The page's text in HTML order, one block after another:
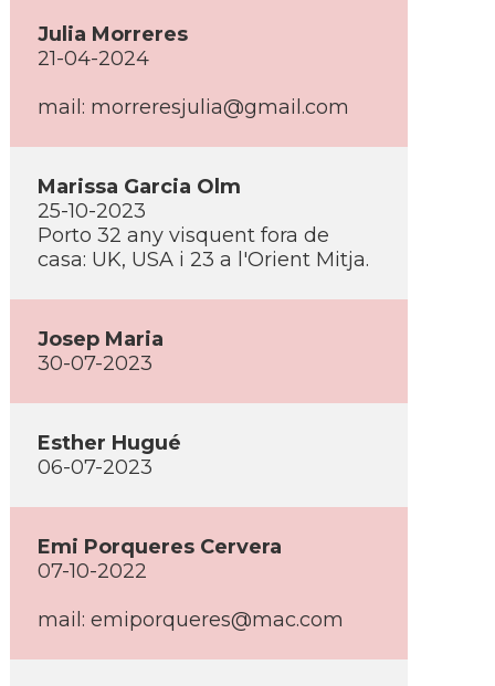
Julia Morreres
21-04-2024
mail: morreresjulia@gmail.com
Marissa Garcia Olm
25-10-2023
Porto 32 any visquent fora de
casa: UK, USA i 23 a l'Orient Mitja.
Josep Maria
30-07-2023
Esther Hugué
06-07-2023
Emi Porqueres Cervera
07-10-2022
mail: emiporqueres@mac.com